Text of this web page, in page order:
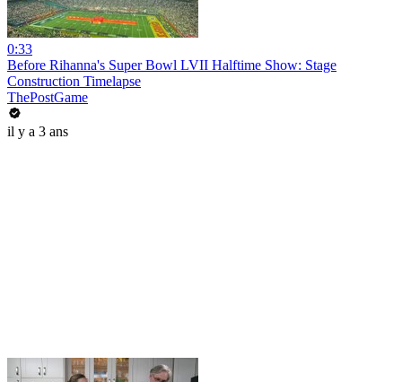
0:33
Before Rihanna's Super Bowl LVII Halftime Show: Stage
Construction Timelapse
ThePostGame
il y a 3 ans